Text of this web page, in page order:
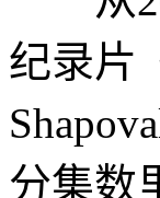
纪录片
分集数